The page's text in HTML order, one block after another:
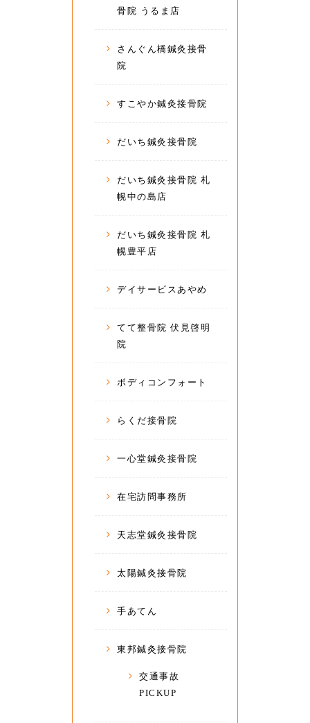
骨院 うるま店
さんぐん橋鍼灸接骨
院
すこやか鍼灸接骨院
だいち鍼灸接骨院
だいち鍼灸接骨院 札
幌中の島店
だいち鍼灸接骨院 札
幌豊平店
デイサービスあやめ
てて整骨院 伏見啓明
院
ボディコンフォート
らくだ接骨院
一心堂鍼灸接骨院
在宅訪問事務所
天志堂鍼灸接骨院
太陽鍼灸接骨院
手あてん
東邦鍼灸接骨院
交通事故
PICKUP